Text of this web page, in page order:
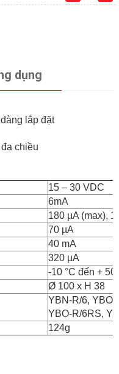
dụng
lắp đặt
chiều
15 – 30 VDC
6mA
180 µA (max),
70 µA
40 mA
320 µA
-10 °C đến + 50
Ø 100 x H 38
YBN-R/6,
YBO-R/6RS,
124g